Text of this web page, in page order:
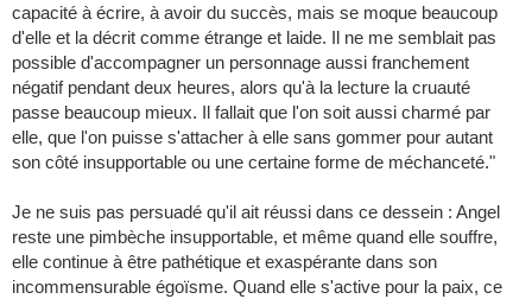
capacité à écrire, à avoir du succès, mais se moque beaucoup
d'elle et la décrit comme étrange et laide. Il ne me semblait pas
possible d'accompagner un personnage aussi franchement
négatif pendant deux heures, alors qu'à la lecture la cruauté
passe beaucoup mieux. Il fallait que l'on soit aussi charmé par
elle, que l'on puisse s'attacher à elle sans gommer pour autant
son côté insupportable ou une certaine forme de méchanceté."
Je ne suis pas persuadé qu'il ait réussi dans ce dessein : Angel
reste une pimbèche insupportable, et même quand elle souffre,
elle continue à être pathétique et exaspérante dans son
incommensurable égoïsme. Quand elle s'active pour la paix, ce